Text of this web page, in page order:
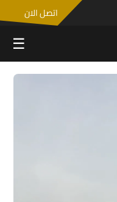
اتصل الان
☰